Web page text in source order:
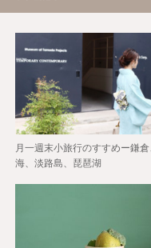
月一週末小旅行のすすめー鎌
海、淡路島、琵琶湖